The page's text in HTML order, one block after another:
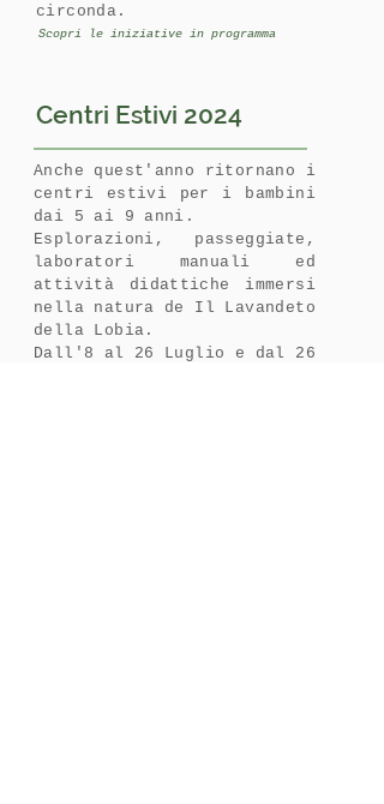
circonda.
Scopri le iniziative in programma
Centri Estivi 2024
Anche quest'anno ritornano i
centri estivi per i bambini
dai 5 ai 9 anni.
Esplorazioni, passeggiate,
laboratori manuali ed
attività didattiche immersi
nella natura de Il Lavandeto
della Lobia.
Dall'8 al 26 Luglio e dal 26